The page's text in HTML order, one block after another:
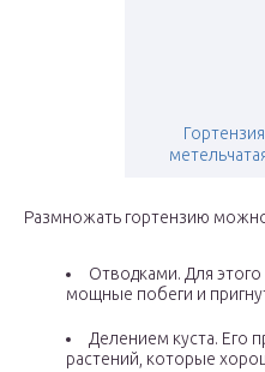
Размножать гортензию
Отводками. Для этого
мощные побеги и
Делением куста. Его
растений, которые